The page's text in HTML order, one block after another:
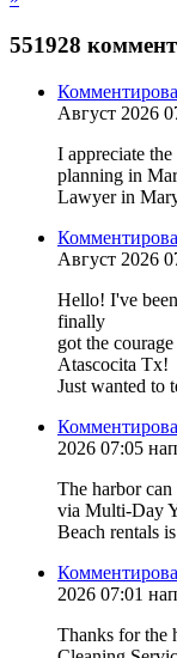
551928
Август 2026
I appreciate
planning in
Lawyer in
Август 2026
Hello! I've
finally
got the
Atascocita Tx!
Just wanted to
2026 07:05
The harbor
via Multi-Day
Beach rentals
2026 07:01
Thanks for the